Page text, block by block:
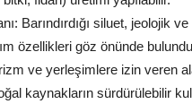
Barındırdığı siluet, jeolojik
özellikleri göz önünde
ve yerleşimlere izin veren
kaynakların sürdürülebilir